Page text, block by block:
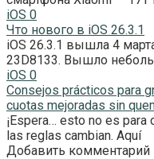
iOS 0
Что нового в iOS 26.3.1
iOS 26.3.1 вышла 4
23D8133. Вышло
iOS 0
Consejos prácticos para
cuotas mejoradas sin
¡Espera… esto no es para
las reglas cambian. Aquí
Добавить комментарий